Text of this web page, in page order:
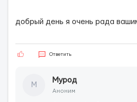
добрый день я очень рада
Ответить
М
Мурод
Аноним